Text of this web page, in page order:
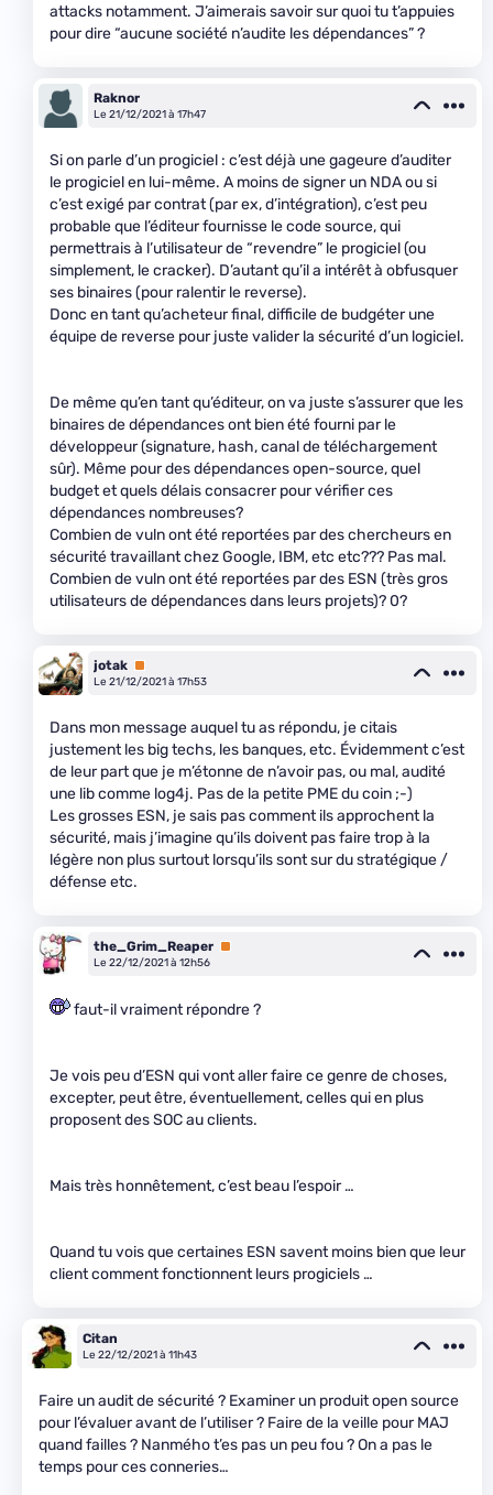
attacks notamment. J’aimerais savoir sur quoi tu t’appuies
pour dire “aucune société n’audite les dépendances” ?
Raknor
Le 21/12/2021 à 17h47
Si on parle d’un progiciel : c’est déjà une gageure d’auditer
le progiciel en lui-même. A moins de signer un NDA ou si
c’est exigé par contrat (par ex, d’intégration), c’est peu
probable que l’éditeur fournisse le code source, qui
permettrais à l’utilisateur de “revendre” le progiciel (ou
simplement, le cracker). D’autant qu’il a intérêt à obfusquer
ses binaires (pour ralentir le reverse).
Donc en tant qu’acheteur final, difficile de budgéter une
équipe de reverse pour juste valider la sécurité d’un logiciel.
De même qu’en tant qu’éditeur, on va juste s’assurer que les
binaires de dépendances ont bien été fourni par le
développeur (signature, hash, canal de téléchargement
sûr). Même pour des dépendances open-source, quel
budget et quels délais consacrer pour vérifier ces
dépendances nombreuses?
Combien de vuln ont été reportées par des chercheurs en
sécurité travaillant chez Google, IBM, etc etc??? Pas mal.
Combien de vuln ont été reportées par des ESN (très gros
utilisateurs de dépendances dans leurs projets)? 0?
jotak Premium
Le 21/12/2021 à 17h53
Dans mon message auquel tu as répondu, je citais
justement les big techs, les banques, etc. Évidemment c’est
de leur part que je m’étonne de n’avoir pas, ou mal, audité
une lib comme log4j. Pas de la petite PME du coin ;-)
Les grosses ESN, je sais pas comment ils approchent la
sécurité, mais j’imagine qu’ils doivent pas faire trop à la
légère non plus surtout lorsqu’ils sont sur du stratégique /
défense etc.
the_Grim_Reaper Premium
Le 22/12/2021 à 12h56
faut-il vraiment répondre ?
Je vois peu d’ESN qui vont aller faire ce genre de choses,
excepter, peut être, éventuellement, celles qui en plus
proposent des SOC au clients.
Mais très honnêtement, c’est beau l’espoir …
Quand tu vois que certaines ESN savent moins bien que leur
client comment fonctionnent leurs progiciels …
Citan
Le 22/12/2021 à 11h43
Faire un audit de sécurité ? Examiner un produit open source
pour l’évaluer avant de l’utiliser ? Faire de la veille pour MAJ
quand failles ? Nanmého t’es pas un peu fou ? On a pas le
temps pour ces conneries…